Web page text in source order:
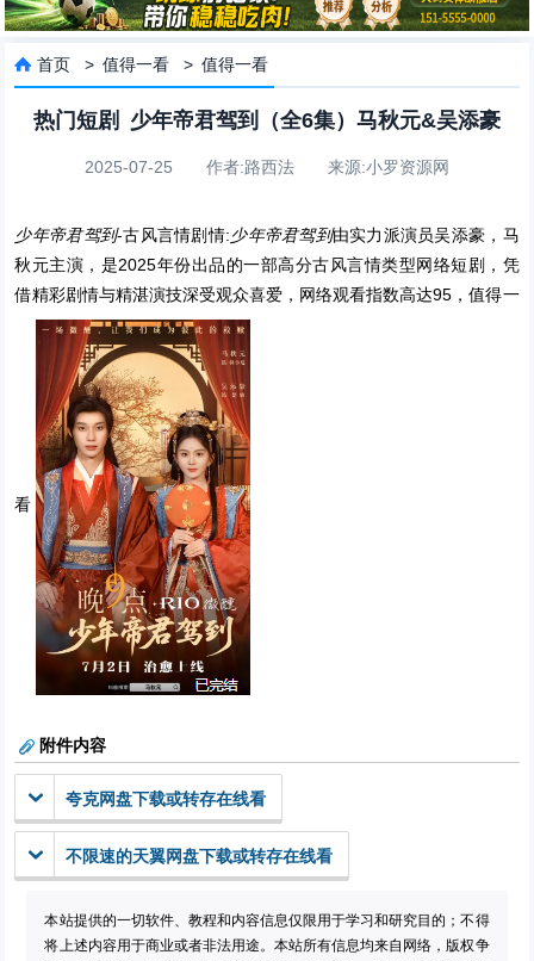
 首页 >值得一看 >值得一看
热门短剧 少年帝君驾到（全6集）马秋元&吴添豪
2025-07-25 作者:路西法 来源:小罗资源网
少年帝君驾到-古风言情剧情:少年帝君驾到由实力派演员吴添豪，马
秋元主演，是2025年份出品的一部高分古风言情类型网络短剧，凭
借精彩剧情与精湛演技深受观众喜爱，网络观看指数高达95，值得一
看
附件内容
夸克网盘下载或转存在线看
不限速的天翼网盘下载或转存在线看
本站提供的一切软件、教程和内容信息仅限用于学习和研究目的；不得
将上述内容用于商业或者非法用途。本站所有信息均来自网络，版权争